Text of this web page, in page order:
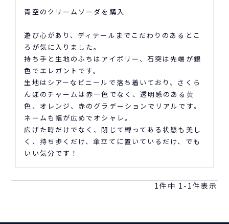
青空のクリームソーダを購入
遊び心があり、ディテールまでこだわりのあるとこ
ろが気に入りました。
持ち手と生地のふちはアイボリー、石突は先端が銀
色でエレガントです。
生地はシアーなビニールで落ち着いており、さくら
んぼのチャームは赤一色でなく、透明感のある黄
色、オレンジ、赤のグラデーションでリアルです。
ネームも幅が広めでオシャレ。
広げた時だけでなく、閉じて縛ってある状態も美し
く、持ち歩くだけ、傘立てに置いているだけ、でも
いい気分です！
1件中 1 - 1件表示